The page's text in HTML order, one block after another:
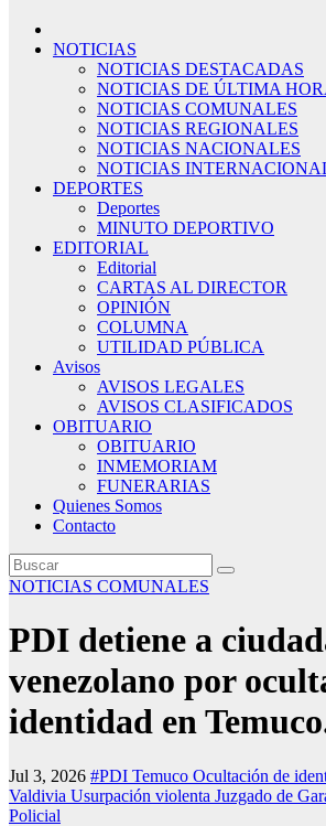
NOTICIAS
NOTICIAS DESTACADAS
NOTICIAS DE ÚLTIMA
NOTICIAS COMUNALES
NOTICIAS REGIONALES
NOTICIAS NACIONALES
NOTICIAS
DEPORTES
Deportes
MINUTO DEPORTIVO
EDITORIAL
Editorial
CARTAS AL DIRECTOR
OPINIÓN
COLUMNA
UTILIDAD PÚBLICA
Avisos
AVISOS LEGALES
AVISOS CLASIFICADOS
OBITUARIO
OBITUARIO
INMEMORIAM
FUNERARIAS
Quienes Somos
Contacto
NOTICIAS COMUNALES
PDI detiene a
venezolano por
identidad en
Jul 3, 2026 #PDI Temuco Ocultación de
Valdivia Usurpación violenta Juzgado de
Policial